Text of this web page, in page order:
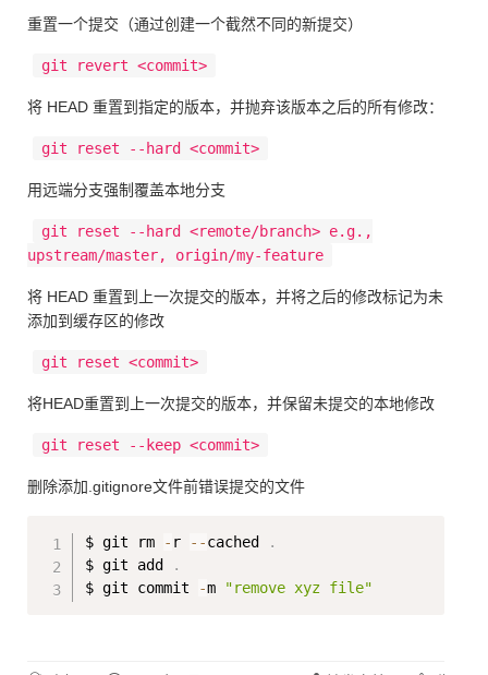
重置一个提交（通过创建一个截然不同的新提交）
git revert <commit>
将 HEAD 重置到指定的版本，并抛弃该版本之后的所有修改：
git reset --hard <commit>
用远端分支强制覆盖本地分支
git reset --hard <remote/branch> e.g.,
upstream/master, origin/my-feature
将 HEAD 重置到上一次提交的版本，并将之后的修改标记为未
添加到缓存区的修改
git reset <commit>
将HEAD重置到上一次提交的版本，并保留未提交的本地修改
git reset --keep <commit>
删除添加.gitignore文件前错误提交的文件
$ git rm - r - -cached
.
$ git add
.
$ git commit
-m "remove xyz file"